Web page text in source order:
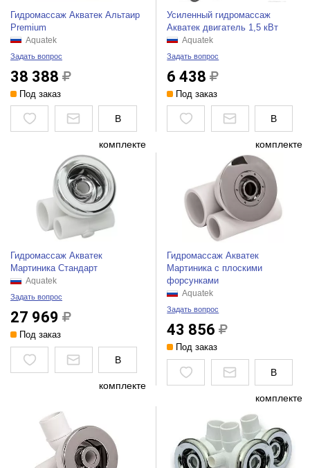
Гидромассаж Акватек Альтаир
Premium
Aquatek
Задать вопрос
38 388
Под заказ
В
комплекте
Усиленный гидромассаж
Акватек двигатель 1,5 кВт
Aquatek
Задать вопрос
6 438
Под заказ
В
комплекте
Гидромассаж Акватек
Мартиника Стандарт
Aquatek
Задать вопрос
27 969
Под заказ
В
комплекте
Гидромассаж Акватек
Мартиника с плоскими
форсунками
Aquatek
Задать вопрос
43 856
Под заказ
В
комплекте